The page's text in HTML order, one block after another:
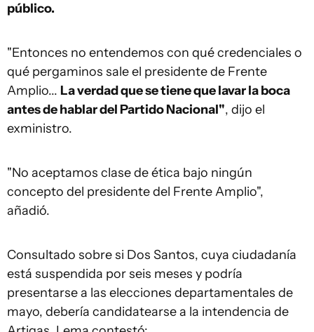
público.
"Entonces no entendemos con qué credenciales o
qué pergaminos sale el presidente de Frente
Amplio... La verdad que se tiene que lavar la boca
antes de hablar del Partido Nacional", dijo el
exministro.
"No aceptamos clase de ética bajo ningún
concepto del presidente del Frente Amplio",
añadió.
Consultado sobre si Dos Santos, cuya ciudadanía
está suspendida por seis meses y podría
presentarse a las elecciones departamentales de
mayo, debería candidatearse a la intendencia de